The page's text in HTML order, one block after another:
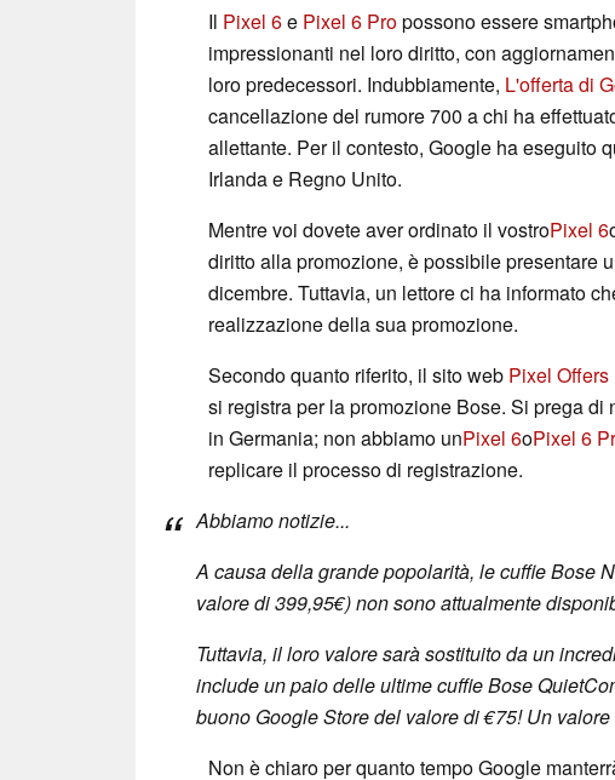
Il Pixel 6e Pixel 6 Propossono essere
impressionanti nel loro diritto, con
loro predecessori. Indubbiamente, L'offerta di
cancellazione del rumore 700 a chi ha
allettante. Per il contesto, Google ha eseguito
Irlanda e Regno Unito.
Mentre voi dovete aver ordinato il vostroPixel 6
diritto alla promozione, è possibile presentare
dicembre. Tuttavia, un lettore ci ha informato
realizzazione della sua promozione.
Secondo quanto riferito, il sito web Pixel Offers
si registra per la promozione Bose. Si prega
in Germania; non abbiamo unPixel 6oPixel 6
replicare il processo di registrazione.
Abbiamo notizie...
A causa della grande popolarità, le cuffie Bose
valore di 399,95€) non sono attualmente
Tuttavia, il loro valore sarà sostituito da un
include un paio delle ultime cuffie Bose
buono Google Store del valore di €75! Un
Non è chiaro per quanto tempo Google